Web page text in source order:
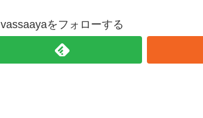
vassaayaをフォローする